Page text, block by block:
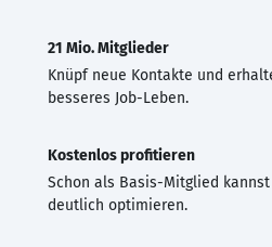
21 Mio. Mitglieder
Knüpf neue Kontakte und
besseres Job-Leben.
Kostenlos profitieren
Schon als Basis-Mitglied kannst
deutlich optimieren.